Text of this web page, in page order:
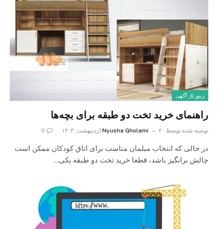
رپورتاژ آگهی
راهنمای خرید تخت دو طبقه برای بچه‌ها
نوشته شده توسط Nyusha Gholami ۲۰ اردیبهشت, ۱۴۰۳ 0
در حالی که انتخاب مبلمان مناسب برای اتاق کودکان ممکن است
چالش برانگیز باشد، قطعا خرید تخت دو طبقه یکی…